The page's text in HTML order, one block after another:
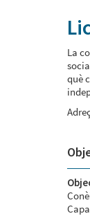
La
què